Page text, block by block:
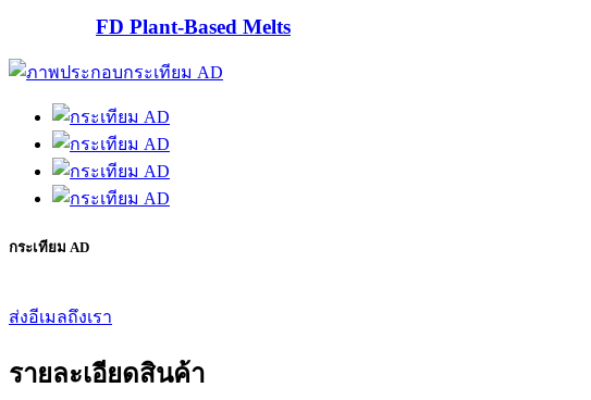
FD Plant-Based Melts
กระเทียม AD
ส่งอีเมลถึงเรา
รายละเอียดสินค้า